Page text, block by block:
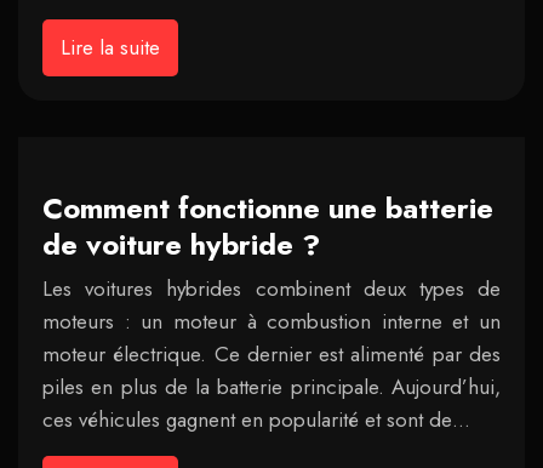
Lire la suite
Comment fonctionne une batterie
de voiture hybride ?
Les voitures hybrides combinent deux types de
moteurs : un moteur à combustion interne et un
moteur électrique. Ce dernier est alimenté par des
piles en plus de la batterie principale. Aujourd’hui,
ces véhicules gagnent en popularité et sont de…